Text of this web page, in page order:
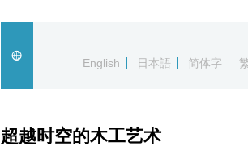
English
日本語 简体字
超越时空的木工艺术